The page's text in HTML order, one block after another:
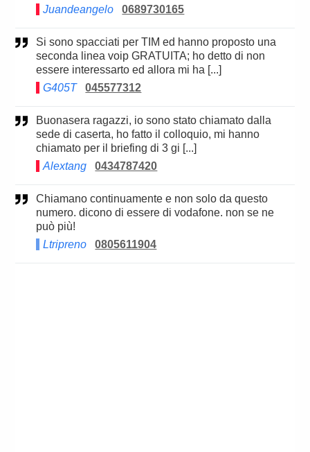
Juandeangelo
0689730165
Si sono spacciati per TIM ed hanno proposto una
seconda linea voip GRATUITA; ho detto di non
essere interessarto ed allora mi ha [...]
G405T
045577312
Buonasera ragazzi, io sono stato chiamato dalla
sede di caserta, ho fatto il colloquio, mi hanno
chiamato per il briefing di 3 gi [...]
Alextang
0434787420
Chiamano continuamente e non solo da questo
numero. dicono di essere di vodafone. non se ne
può più!
Ltripreno
0805611904